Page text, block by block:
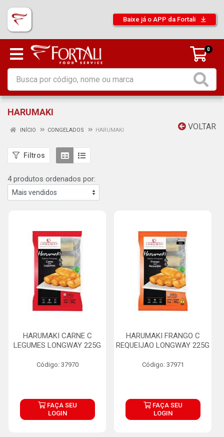
Baixe já o APP da Fortali
0
HARUMAKI
VOLTAR
INÍCIO CONGELADOS HARUMAKI
Filtros
4 produtos ordenados por:
HARUMAKI CARNE C
LEGUMES LONGWAY 225G
Código: 37970
FAÇA SEU
LOGIN
HARUMAKI FRANGO C
REQUEIJAO LONGWAY 225G
Código: 37971
FAÇA SEU
LOGIN